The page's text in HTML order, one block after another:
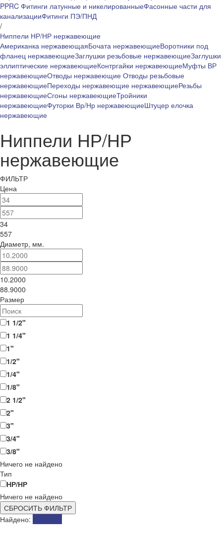
PPRC Фитинги латунные и никелированныеФасонные части для
канализацииФитинги ПЭ/ПНД
/
Ниппели НР/НР нержавеющие
Американка нержавеющаяБочата нержавеющиеВоротники под
фланец нержавеющиеЗаглушки резьбовые нержавеющиеЗаглушки
эллиптические нержавеющиеКонтргайки нержавеющиеМуфты ВР
нержавеющиеОтводы нержавеющие Отводы резьбовые
нержавеющиеПереходы нержавеющие нержавеющиеРезьбы
нержавеющиеСгоны нержавеющиеТройники
нержавеющиеФуторки Вр/Нр нержавеющиеШтуцер елочка
нержавеющие
Ниппели НР/НР
нержавеющие
ФИЛЬТР
Цена
34
557
Диаметр, мм.
10.2000
88.9000
Размер
1 1/2"
1 1/4"
1"
1/2"
1/4"
1/8"
2 1/2"
2"
3"
3/4"
3/8"
Ничего не найдено
Тип
НР/НР
Ничего не найдено
СБРОСИТЬ ФИЛЬТР
Найдено: